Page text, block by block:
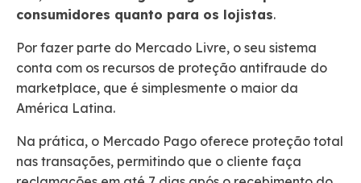
consumidores quanto para os lojistas.
Por fazer parte do Mercado Livre, o seu sistema
conta com os recursos de proteção antifraude do
marketplace, que é simplesmente o maior da
América Latina.
Na prática, o Mercado Pago oferece proteção total
nas transações, permitindo que o cliente faça